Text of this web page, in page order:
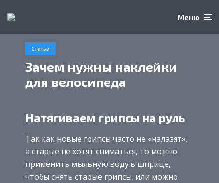
Меню
Статьи
Зачем нужны наклейки
для велосипеда
Натягиваем грипсы на руль
Так как новые грипсы часто не «налазят»,
а старые не хотят сниматься, то можно
применить мыльную воду в шприце,
чтобы снять старые грипсы, или можно